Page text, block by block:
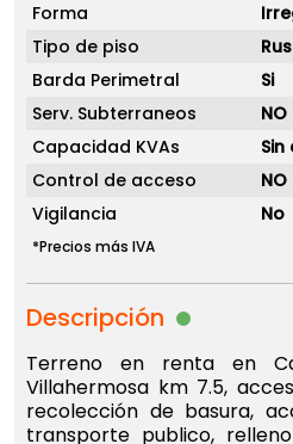
Forma
Tipo de piso
Barda Perimetral
Si
Serv. Subterraneos
NO
Capacidad KVAs
Control de acceso
NO
Vigilancia
No
*Precios más IVA
Descripción
Terreno en renta en
Villahermosa km 7.5,
recolección de basura,
transporte publico,